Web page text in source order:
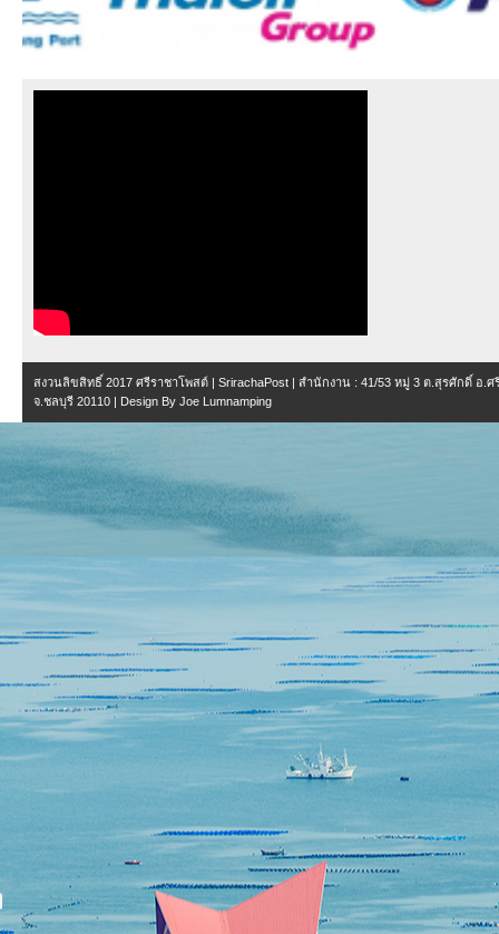
สงวนลิขสิทธิ์ 2017 ศรีราชาโพสต์ | SrirachaPost | สำนักงาน : 41/53 หมู่ 3 ต.สุรศักดิ์ อ.ศ
จ.ชลบุรี 20110 | Design By Joe Lumnamping